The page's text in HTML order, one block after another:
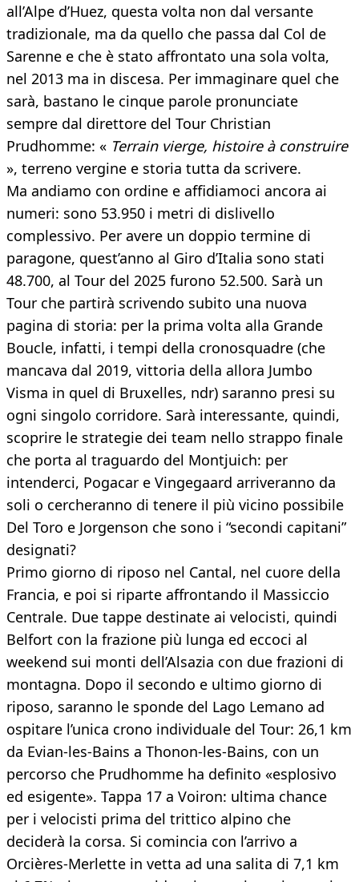
all’Alpe d’Huez, questa volta non dal versante
tradizionale, ma da quello che passa dal Col de
Sarenne e che è stato affrontato una sola volta,
nel 2013 ma in discesa. Per immaginare quel che
sarà, bastano le cinque parole pronunciate
sempre dal direttore del Tour Christian
Prudhomme: « Terrain vierge, histoire à construire
», terreno vergine e storia tutta da scrivere.
Ma andiamo con ordine e affidiamoci ancora ai
numeri: sono 53.950 i metri di dislivello
complessivo. Per avere un doppio termine di
paragone, quest’anno al Giro d’Italia sono stati
48.700, al Tour del 2025 furono 52.500. Sarà un
Tour che partirà scrivendo subito una nuova
pagina di storia: per la prima volta alla Grande
Boucle, infatti, i tempi della cronosquadre (che
mancava dal 2019, vittoria della allora Jumbo
Visma in quel di Bruxelles, ndr) saranno presi su
ogni singolo corridore. Sarà interessante, quindi,
scoprire le strategie dei team nello strappo finale
che porta al traguardo del Montjuich: per
intenderci, Pogacar e Vingegaard arriveranno da
soli o cercheranno di tenere il più vicino possibile
Del Toro e Jorgenson che sono i “secondi capitani”
designati?
Primo giorno di riposo nel Cantal, nel cuore della
Francia, e poi si riparte affrontando il Massiccio
Centrale. Due tappe destinate ai velocisti, quindi
Belfort con la frazione più lunga ed eccoci al
weekend sui monti dell’Alsazia con due frazioni di
montagna. Dopo il secondo e ultimo giorno di
riposo, saranno le sponde del Lago Lemano ad
ospitare l’unica crono individuale del Tour: 26,1 km
da Evian-les-Bains a Thonon-les-Bains, con un
percorso che Prudhomme ha definito «esplosivo
ed esigente». Tappa 17 a Voiron: ultima chance
per i velocisti prima del trittico alpino che
deciderà la corsa. Si comincia con l’arrivo a
Orcières-Merlette in vetta ad una salita di 7,1 km